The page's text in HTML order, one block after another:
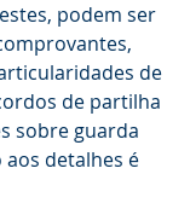
podem ser
de
de partilha
sobre guarda
aos detalhes é